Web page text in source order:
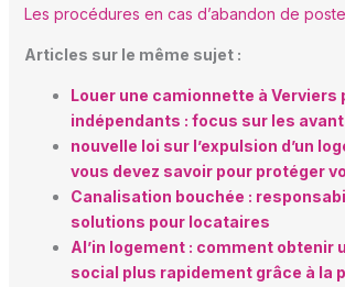
Les procédures en cas d’abandon de
Articles sur le même sujet :
Louer une camionnette à Verviers
indépendants : focus sur les
nouvelle loi sur l’expulsion d’un
vous devez savoir pour protéger
Canalisation bouchée :
solutions pour locataires
Al’in logement : comment obtenir
social plus rapidement grâce à la